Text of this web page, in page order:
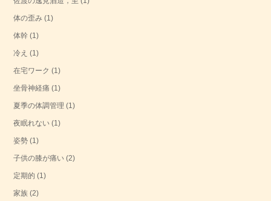
体の歪み (1)
体幹 (1)
冷え (1)
在宅ワーク (1)
坐骨神経痛 (1)
夏季の体調管理 (1)
夜眠れない (1)
姿勢 (1)
子供の膝が痛い (2)
定期的 (1)
家族 (2)